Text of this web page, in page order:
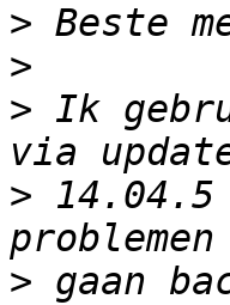
>
>
> Ik
> 14.04.5
> gaan